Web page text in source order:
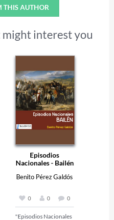
THIS AUTHOR
interest you
Episodios
Nacionales - Bailén
Benito Pérez Galdós
0 0 0
"Episodios Nacionales